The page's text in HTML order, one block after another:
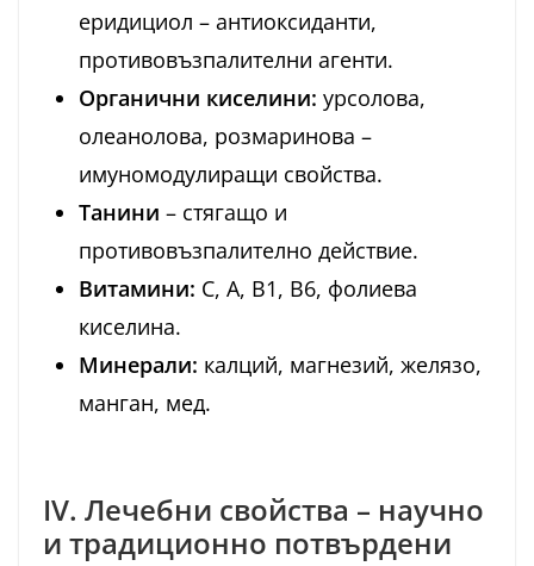
еридициол – антиоксиданти,
противовъзпалителни агенти.
Органични киселини: урсолова,
олеанолова, розмаринова –
имуномодулиращи свойства.
Танини – стягащо и
противовъзпалително действие.
Витамини: C, A, B1, B6, фолиева
киселина.
Минерали: калций, магнезий, желязо,
манган, мед.
IV. Лечебни свойства – научно
и традиционно потвърдени